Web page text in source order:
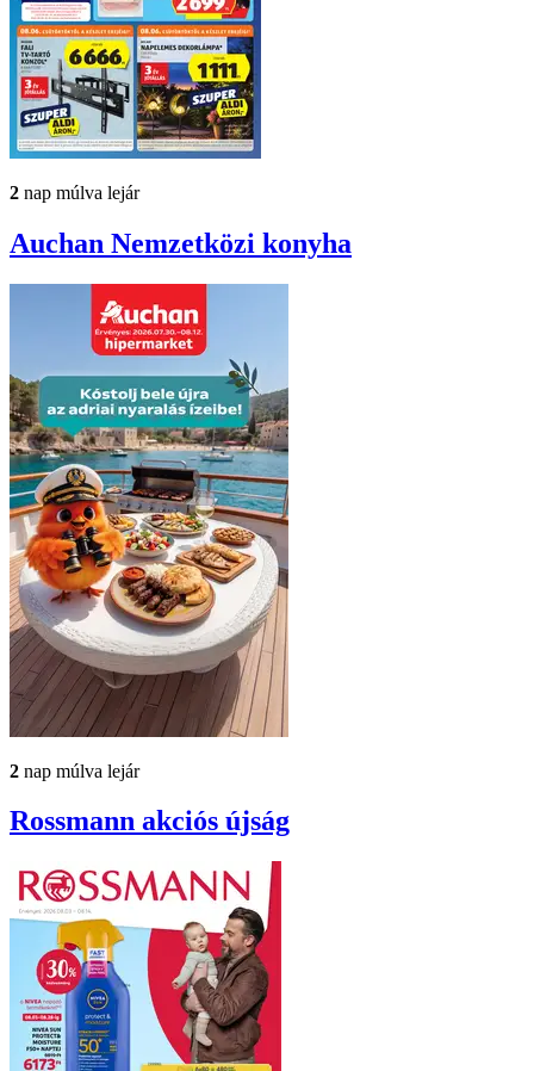
2 nap múlva lejár
Auchan Nemzetközi konyha
2 nap múlva lejár
Rossmann akciós újság